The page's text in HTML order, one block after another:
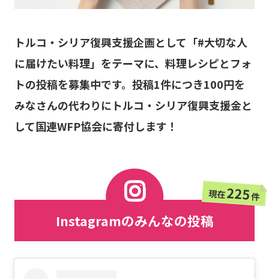
トルコ・シリア復興支援企画として「#大切な人
に届けたい料理」をテーマに、料理レシピとフォ
トの投稿を募集中です。投稿1件につき100円を
みなさんの代わりにトルコ・シリア復興支援金と
して国連WFP協会に寄付します！
Instagramのみんなの投稿
現在225件